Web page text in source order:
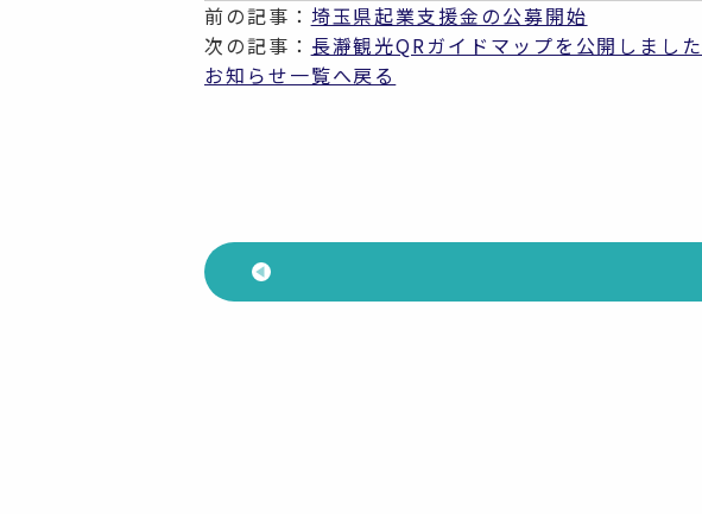
前の記事： 埼玉県起業支援金の公募開始
次の記事： 長瀞観光QRガイドマップを公開しました
お知らせ一覧へ戻る